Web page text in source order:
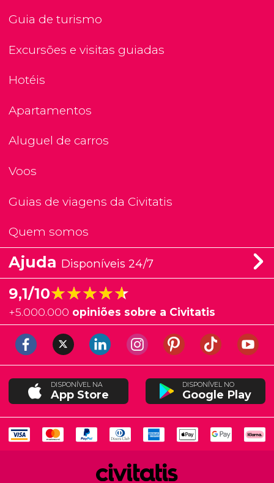
Guia de turismo
Excursões e visitas guiadas
Hotéis
Apartamentos
Aluguel de carros
Voos
Guias de viagens da Civitatis
Quem somos
Ajuda Disponíveis 24/7
9,1/10★★★★★
★★★★★
+5.000.000 opiniões sobre a Civitatis
DISPONÍVEL NA
App Store
DISPONÍVEL NO
Google Play